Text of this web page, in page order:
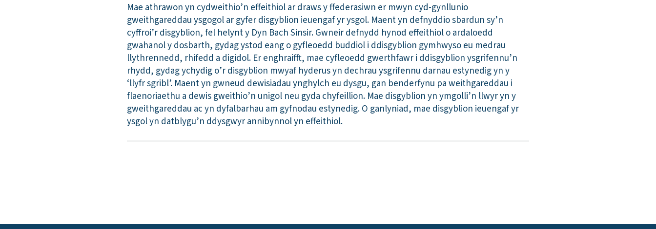
Mae athrawon yn cydweithio’n effeithiol ar draws y ffederasiwn er mwyn cyd-gynllunio
gweithgareddau ysgogol ar gyfer disgyblion ieuengaf yr ysgol. Maent yn defnyddio sbardun sy’n
cyffroi’r disgyblion, fel helynt y Dyn Bach Sinsir. Gwneir defnydd hynod effeithiol o ardaloedd
gwahanol y dosbarth, gydag ystod eang o gyfleoedd buddiol i ddisgyblion gymhwyso eu medrau
llythrennedd, rhifedd a digidol. Er enghraifft, mae cyfleoedd gwerthfawr i ddisgyblion ysgrifennu’n
rhydd, gydag ychydig o’r disgyblion mwyaf hyderus yn dechrau ysgrifennu darnau estynedig yn y
‘llyfr sgribl’. Maent yn gwneud dewisiadau ynghylch eu dysgu, gan benderfynu pa weithgareddau i
flaenoriaethu a dewis gweithio’n unigol neu gyda chyfeillion. Mae disgyblion yn ymgolli’n llwyr yn y
gweithgareddau ac yn dyfalbarhau am gyfnodau estynedig. O ganlyniad, mae disgyblion ieuengaf yr
ysgol yn datblygu’n ddysgwyr annibynnol yn effeithiol.